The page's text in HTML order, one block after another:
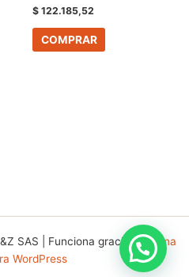
$ 122.185,52
COMPRAR
SAS | Funciona gracias aTema
WordPress